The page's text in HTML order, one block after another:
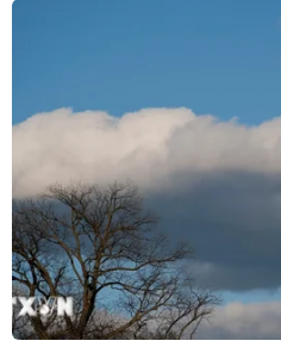
dục trên địa bàn tỉnh Thanh
Ninh tiếp tục không đến